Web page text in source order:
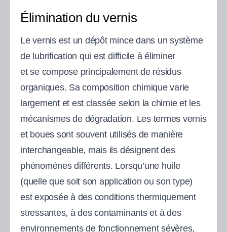
Élimination du vernis
Le vernis est un dépôt mince dans un système
de lubrification qui est difficile à éliminer
et se compose principalement de résidus
organiques. Sa composition chimique varie
largement et est classée selon la chimie et les
mécanismes de dégradation. Les termes vernis
et boues sont souvent utilisés de manière
interchangeable, mais ils désignent des
phénomènes différents. Lorsqu’une huile
(quelle que soit son application ou son type)
est exposée à des conditions thermiquement
stressantes, à des contaminants et à des
environnements de fonctionnement sévères,